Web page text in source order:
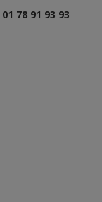
01 78 91 93 93